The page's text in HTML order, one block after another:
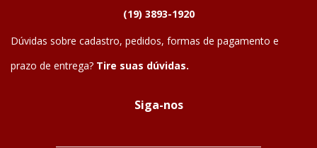
(19) 3893-1920
Dúvidas sobre cadastro, pedidos, formas de pagamento e
prazo de entrega? Tire suas dúvidas.
Siga-nos